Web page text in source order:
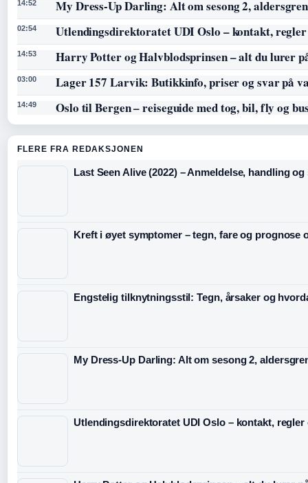
14:52 My Dress-Up Darling: Alt om sesong 2,
02:54 Utlendingsdirektoratet UDI Oslo – kontakt,
14:53 Harry Potter og Halvblodsprinsen – alt du lurer
03:00 Lager 157 Larvik: Butikkinfo, priser og svar på
14:49 Oslo til Bergen – reiseguide med tog, bil, fly og
FLERE FRA REDAKSJONEN
Last Seen Alive (2022) – Anmeldelse, handling
Kreft i øyet symptomer – tegn, fare og prognose
Engstelig tilknytningsstil: Tegn, årsaker og
My Dress-Up Darling: Alt om sesong 2,
Utlendingsdirektoratet UDI Oslo – kontakt,